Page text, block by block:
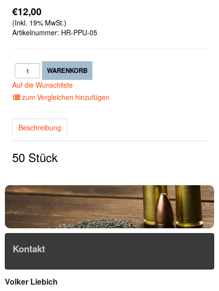
€12,00
(Inkl. 19% MwSt.)
Artikelnummer: HR-PPU-05
Auf die Wunschliste
zum Vergleichen hinzufügen
Beschreibung
50 Stück
Kontakt
Volker Liebich